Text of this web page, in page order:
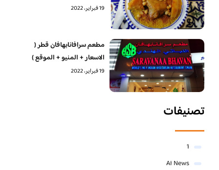
19 فبراير، 2022
مطعم سرافانابهافان قطر (
الاسعار + المنيو + الموقع )
19 فبراير، 2022
تصنيفات
1
AI News